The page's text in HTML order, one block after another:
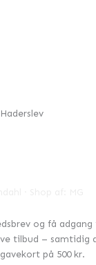
og få
tilbud – samtidig
på 500 kr.